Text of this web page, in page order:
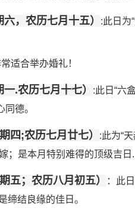
，农历七月十五）
:此日为
适合举办婚礼！
.农历七月十七）
:此日“六
德。
四;农历七月廿七）
:此为“
；是本月特别难得的顶级吉日
五；农历八月初五）
：此
缔结良缘的佳日。